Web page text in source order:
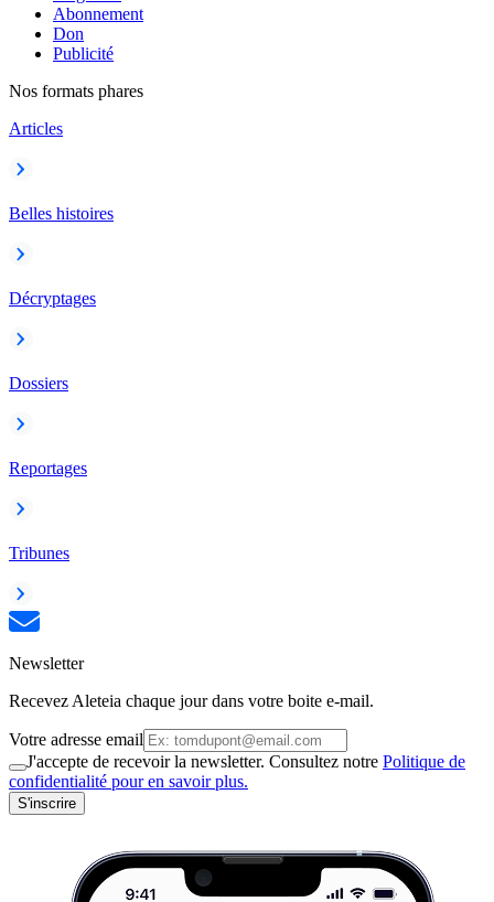
Abonnement
Don
Publicité
Nos formats phares
Articles
Belles histoires
Décryptages
Dossiers
Reportages
Tribunes
Newsletter
Recevez Aleteia chaque jour dans votre boite e-mail.
Votre adresse email
J'accepte de recevoir la newsletter. Consultez notre Politique de
confidentialité pour en savoir plus.
S'inscrire